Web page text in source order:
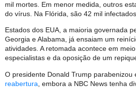
mil mortes. Em menor medida, outros
do vírus. Na Flórida, são 42 mil
Estados dos EUA, a maioria governada
Georgia e Alabama, já ensaiam um
atividades. A retomada acontece em
especialistas e da oposição de um
O presidente Donald Trump parabenizou
reabertura , embora a NBC News tenha